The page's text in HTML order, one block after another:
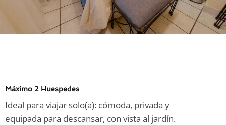
Máximo 2 Huespedes
Ideal para viajar solo(a): cómoda, privada y
equipada para descansar, con vista al jardín.